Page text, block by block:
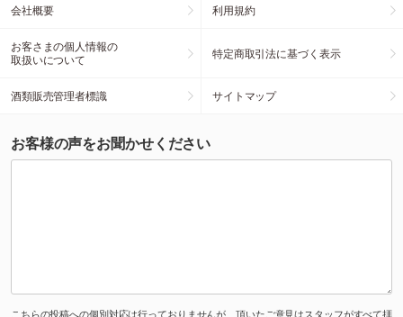
会社概要 利用規約
お客さまの個人情報の
取扱いについて
特定商取引法に基づく表示
酒類販売管理者標識 サイトマップ
お客様の声をお聞かせください
こちらの投稿への個別対応は行っておりませんが、頂いたご意見はスタッフがすべて拝